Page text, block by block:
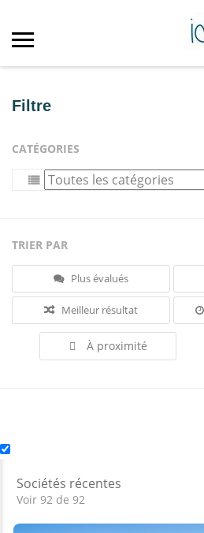
Filtre
CATÉGORIES
TRIER PAR
Plus évalués
Meilleur résultat
À proximité
Sociétés récentes
Voir 92 de 92